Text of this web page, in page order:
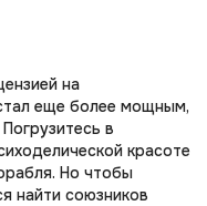
на
еще более мощным,
в
красоте
Но чтобы
найти союзников